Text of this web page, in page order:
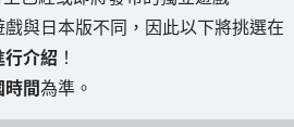
與日本版不同，因此以下將挑選在
行介紹 ！
間為準。